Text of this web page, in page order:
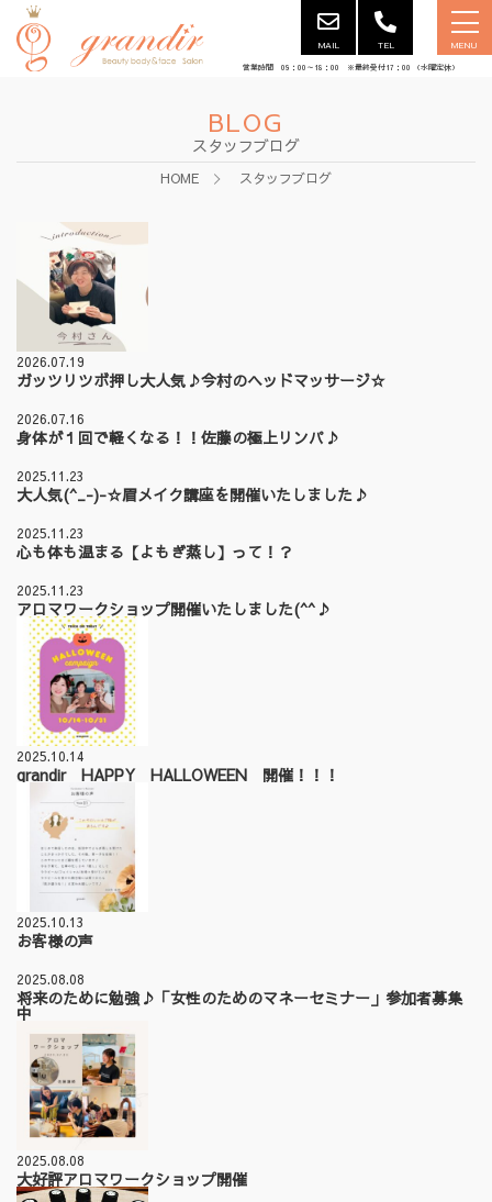
MAIL TEL MENU
営業時間 09：00～18：00 ※最終受付17：00 （水曜定休）
BLOG
スタッフブログ
HOME スタッフブログ
2026.07.19
ガッツリツボ押し大人気♪今村のヘッドマッサージ☆
2026.07.16
身体が１回で軽くなる！！佐藤の極上リンパ♪
2025.11.23
大人気(^_-)-☆眉メイク講座を開催いたしました♪
2025.11.23
心も体も温まる【よもぎ蒸し】って！？
2025.11.23
アロマワークショップ開催いたしました(^^♪
2025.10.14
grandir HAPPY HALLOWEEN 開催！！！
2025.10.13
お客様の声
2025.08.08
将来のために勉強♪「女性のためのマネーセミナー」参加者募集
中
2025.08.08
大好評アロマワークショップ開催